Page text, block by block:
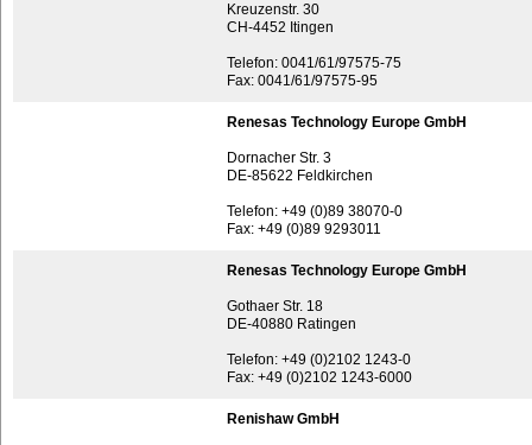
Kreuzenstr. 30
CH-4452 Itingen
Telefon: 0041/61/97575-75
Fax: 0041/61/97575-95
Renesas Technology Europe GmbH
Dornacher Str. 3
DE-85622 Feldkirchen
Telefon: +49 (0)89 38070-0
Fax: +49 (0)89 9293011
Renesas Technology Europe GmbH
Gothaer Str. 18
DE-40880 Ratingen
Telefon: +49 (0)2102 1243-0
Fax: +49 (0)2102 1243-6000
Renishaw GmbH